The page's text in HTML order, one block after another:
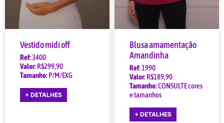
Vestido midi off
Ref:3400
Valor:R$299,90
Tamanho:P/M/EXG
+ DETALHES
Blusa amamentação
Amandinha
Ref:1990
Valor:R$189,90
Tamanho:CONSULTE cores
e tamanhos
+ DETALHES